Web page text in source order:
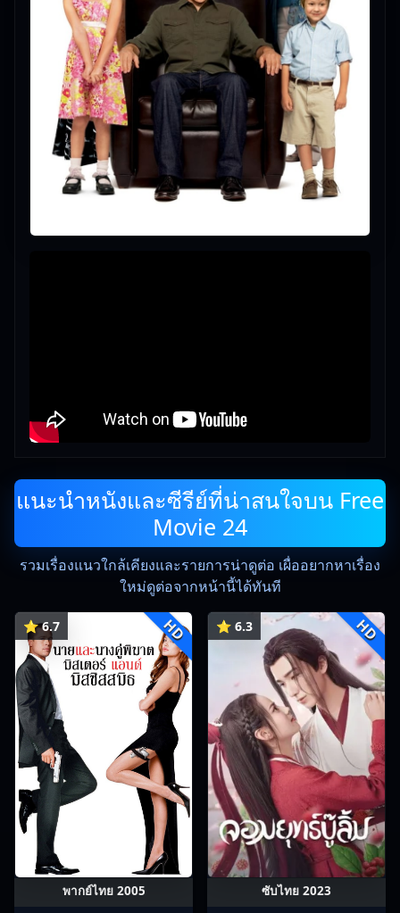
แนะนำหนังและซีรีย์ที่น่าสนใจบน Free
Movie 24
รวมเรื่องแนวใกล้เคียงและรายการน่าดูต่อ เผื่ออยากหาเรื่อง
ใหม่ดูต่อจากหน้านี้ได้ทันที
⭐ 6.7 HD
พากย์ไทย 2005
⭐ 6.3 HD
ซับไทย 2023